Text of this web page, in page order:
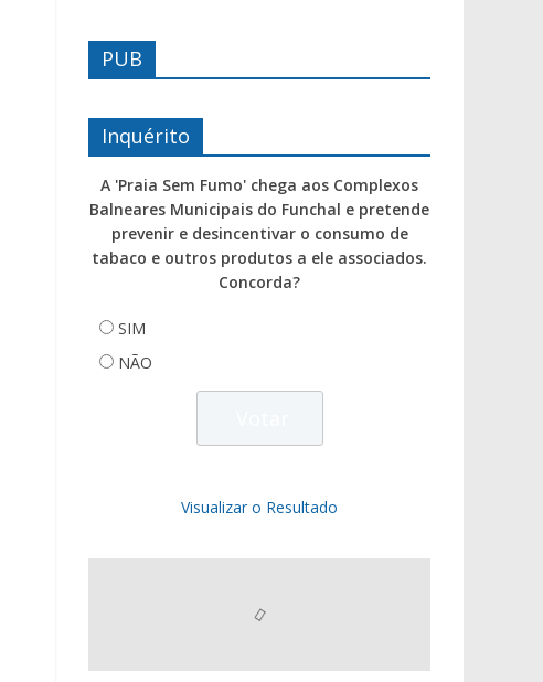
PUB
Inquérito
A 'Praia Sem Fumo' chega aos Complexos
Balneares Municipais do Funchal e pretende
prevenir e desincentivar o consumo de
tabaco e outros produtos a ele associados.
Concorda?
SIM
NÃO
Visualizar o Resultado